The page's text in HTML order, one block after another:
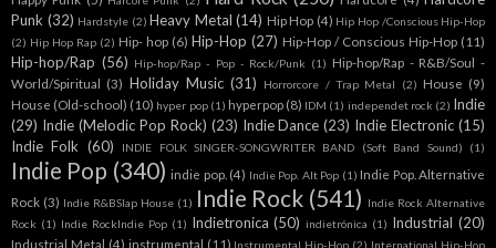
Punk (32) Hardstyle (2) Heavy Metal (14) Hip Hop (4) Hip Hop /Conscious Hip-Hop
(2) Hip Hop Rap (2) Hip- hop (6) Hip-Hop (27) Hip-Hop / Conscious Hip-Hop (11)
Hip-hop/Rap (56) Hip-hop/Rap - Pop - Rock/Punk (1) Hip-hop/Rap - R&B/Soul -
World/Spiritual (3) Holiday Music (31) Horrorcore / Trap Metal (2) House (9)
House (Old-school) (10) hyper pop (1) hyperpop (8) IDM (1) independet rock (2) Indie
(29) Indie (Melodic Pop Rock) (23) Indie Dance (23) Indie Electronic (15)
Indie Folk (60) INDIE FOLK SINGER-SONGWRITER BAND (Soft Band Sound) (1)
Indie Pop (340) indie pop. (4) Indie Pop. Alt Pop (1) Indie Pop. Alternative
Rock (3) Indie R&BSlap House (1) Indie Rock (541) Indie Rock Alternative
Rock (1) Indie RockIndie Pop (1) Indietronica (50) indietrónica (1) Industrial (20)
Industrial Metal (4) instrumental (11) Instrumental Hip-Hop (2) International Hip-Hop